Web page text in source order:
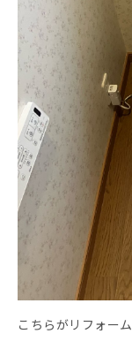
こちらがリフォー